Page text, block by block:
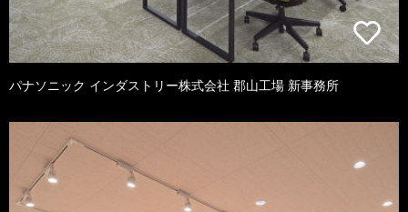
パナソニック インダストリー株式会社 郡山工場 新事務所